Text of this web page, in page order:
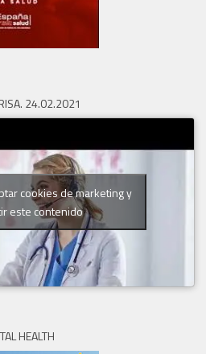
24.02.2021
cookies de marketing y
este contenido
HEALTH